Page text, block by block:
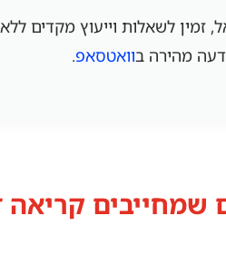
זמין לשאלות וייעוץ מקדים
מהירה בוואטסאפ.
שמחייבים